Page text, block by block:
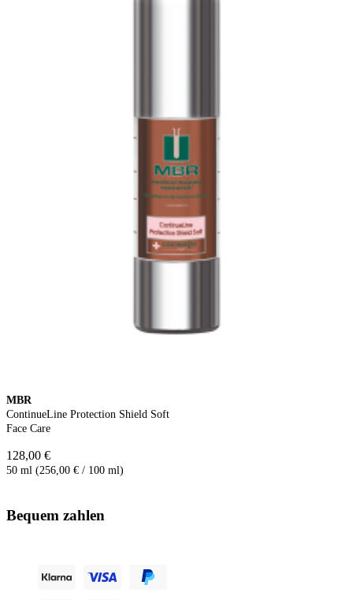
MBR
ContinueLine Protection Shield Soft
Face Care
128,00 €
50 ml (256,00 € / 100 ml)
Bequem zahlen